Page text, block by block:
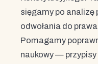
sięgamy po analizę
odwołania do
Pomagamy
naukowy —